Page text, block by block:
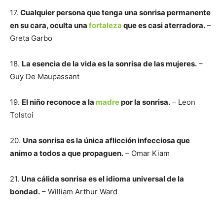
17. Cualquier persona que tenga una sonrisa permanente
en su cara, oculta una fortaleza que es casi aterradora. –
Greta Garbo
18. La esencia de la vida es la sonrisa de las mujeres. –
Guy De Maupassant
19. El niño reconoce a la madrepor la sonrisa. – Leon
Tolstoi
20. Una sonrisa es la única aflicción infecciosa que
animo a todos a que propaguen. – Omar Kiam
21. Una cálida sonrisa es el idioma universal de la
bondad. – William Arthur Ward